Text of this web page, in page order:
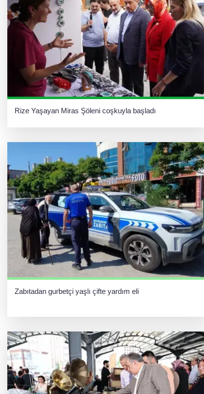
Rize Yaşayan Miras Şöleni coşkuyla başladı
Zabıtadan gurbetçi yaşlı çifte yardım eli